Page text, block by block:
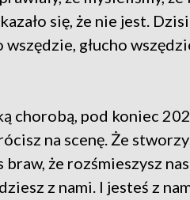
się, że nie jest.
głucho
chorobą, pod koniec
na scenę. Że
braw, że rozśmieszysz
z nami. I jesteś z